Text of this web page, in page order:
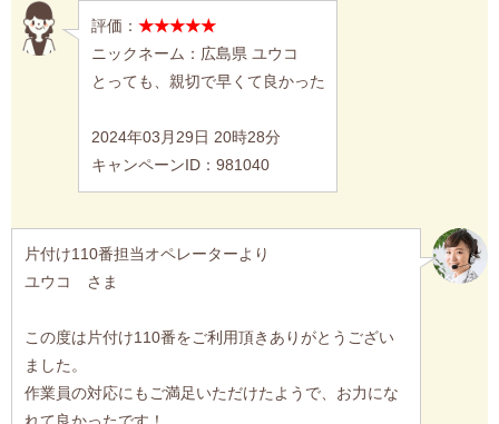
評価： ★★★★★
ニックネーム：広島県 ユウコ
とっても、親切で早くて良かった
2024年03月29日 20時28分
キャンペーンID：981040
片付け110番担当オペレーターより
ユウコ さま
この度は片付け110番をご利用頂きありがとうござい
ました。
作業員の対応にもご満足いただけたようで、お力にな